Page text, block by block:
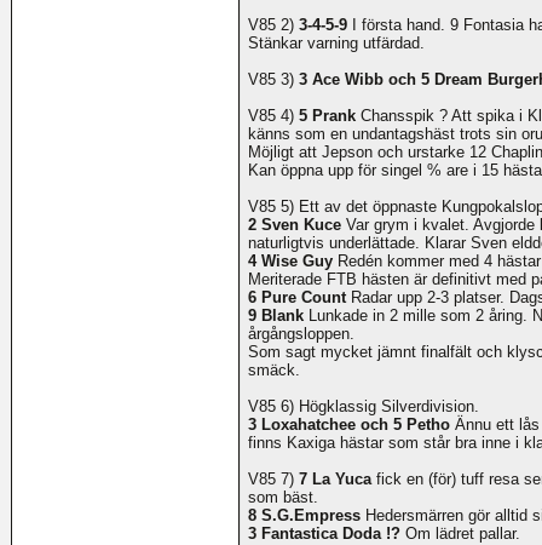
V85 2) 3-4-5-9
I första hand. 9 Fontasia
Stänkar varning utfärdad.
V85 3) 3 Ace Wibb och 5 Dream
V85 4) 5 Prank Chansspik ? Att spika i
känns som en undantagshäst trots sin
Möjligt att Jepson och urstarke 12
Kan öppna upp för singel % are i 15
V85 5) Ett av det öppnaste
2 Sven Kuce Var grym i kvalet.
naturligtvis underlättade. Klarar Sven
4 Wise Guy Redén kommer med 4
Meriterade FTB hästen är definitivt med
6 Pure Count Radar upp 2-3 platser.
9 Blank Lunkade in 2 mille som 2 åring.
årgångsloppen.
Som sagt mycket jämnt finalfält och
smäck.
V85 6) Högklassig Silverdivision.
3 Loxahatchee och 5 Petho Ännu ett
finns Kaxiga hästar som står bra inne i
V85 7) 7 La Yuca fick en (för) tuff resa
som bäst.
8 S.G.Empress Hedersmärren gör alltid
3 Fantastica Doda !? Om lädret pallar.